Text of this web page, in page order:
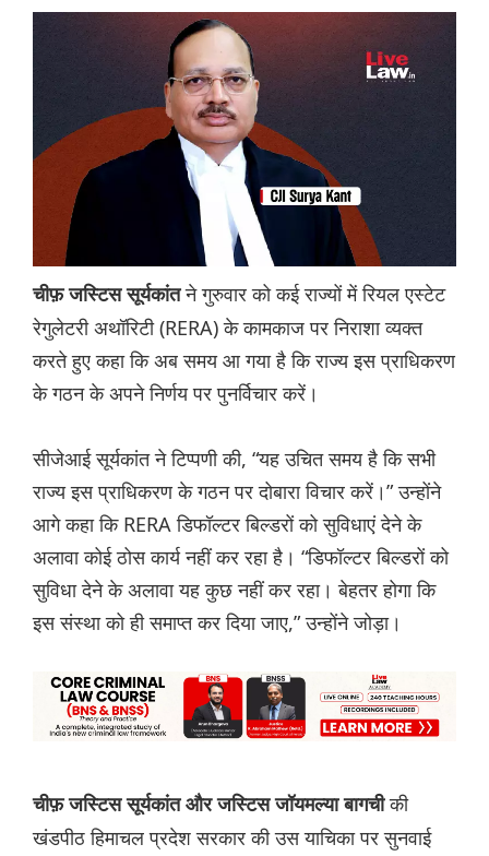
चीफ़ जस्टिस सूर्यकांतने गुरुवार को कई राज्यों में रियल एस्टेट
रेगुलेटरी अथॉरिटी (RERA) के कामकाज पर निराशा व्यक्त
करते हुए कहा कि अब समय आ गया है कि राज्य इस प्राधिकरण
के गठन के अपने निर्णय पर पुनर्विचार करें।
सीजेआई सूर्यकांत ने टिप्पणी की, “यह उचित समय है कि सभी
राज्य इस प्राधिकरण के गठन पर दोबारा विचार करें।” उन्होंने
आगे कहा कि RERA डिफॉल्टर बिल्डरों को सुविधाएं देने के
अलावा कोई ठोस कार्य नहीं कर रहा है। “डिफॉल्टर बिल्डरों को
सुविधा देने के अलावा यह कुछ नहीं कर रहा। बेहतर होगा कि
इस संस्था को ही समाप्त कर दिया जाए,” उन्होंने जोड़ा।
चीफ़ जस्टिस सूर्यकांत और जस्टिस जॉयमल्या बागचीकी
खंडपीठ हिमाचल प्रदेश सरकार की उस याचिका पर सुनवाई